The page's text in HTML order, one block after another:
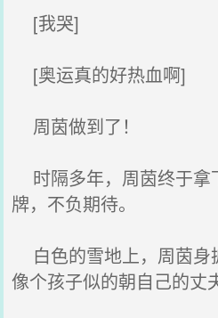
[我哭]
[奥运真的好热血啊]
周茵做到了！
时隔多年，周茵终于拿
牌，不负期待。
白色的雪地上，周茵身
像个孩子似的朝自己的丈